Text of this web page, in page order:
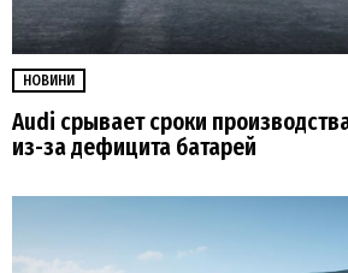
НОВИНИ
Audi срывает сроки
из-за дефицита батарей